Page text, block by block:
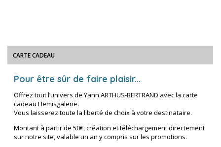
CARTE CADEAU
Pour être sûr de faire plaisir...
Offrez tout l’univers de Yann ARTHUS-BERTRAND avec la carte
cadeau Hemisgalerie.
Vous laisserez toute la liberté de choix à votre destinataire.
Montant à partir de 50€, création et téléchargement directement
sur notre site, valable un an y compris sur les promotions.